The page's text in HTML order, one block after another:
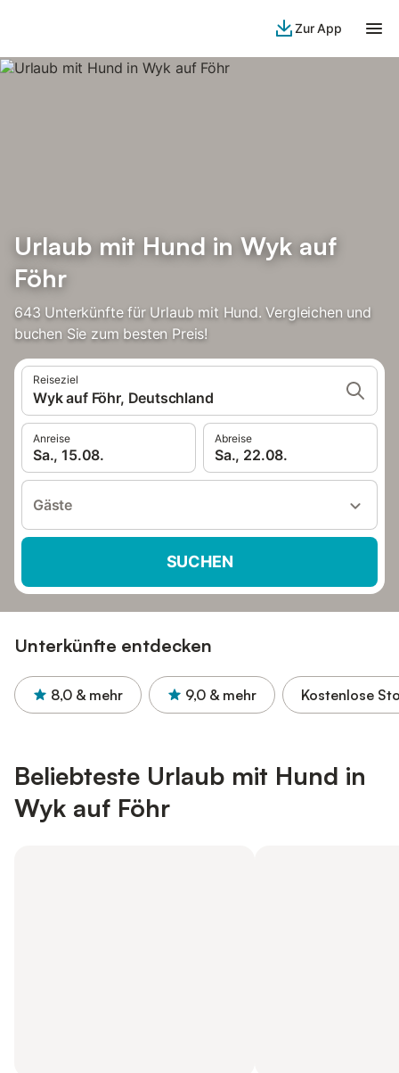
Zur App
Urlaub mit Hund in Wyk auf
Föhr
643 Unterkünfte für Urlaub mit Hund. Vergleichen und
buchen Sie zum besten Preis!
Reiseziel
Wyk auf Föhr, Deutschland
Anreise
Sa., 15.08.
Abreise
Sa., 22.08.
Gäste
SUCHEN
Unterkünfte entdecken
8,0 & mehr 9,0 & mehr Kostenlose
Beliebteste Urlaub mit Hund in
Wyk auf Föhr